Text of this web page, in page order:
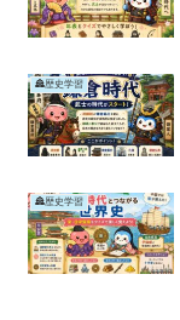
🏯歴史学習
🏯歴史学習